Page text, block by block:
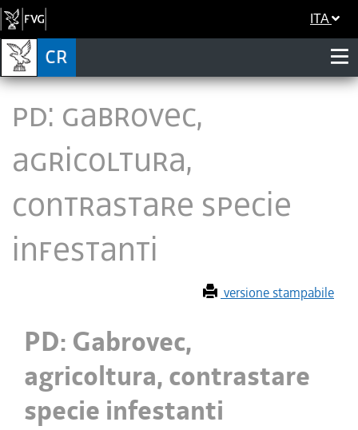
ITA
PD: Gabrovec,
agricoltura,
contrastare specie
infestanti
versione stampabile
PD: Gabrovec,
agricoltura, contrastare
specie infestanti